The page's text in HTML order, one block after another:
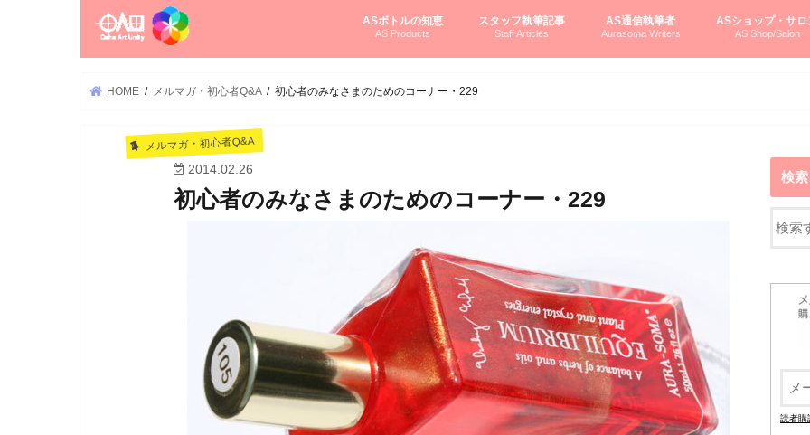
ASボトルの知恵
AS Products
スタッフ執筆記事
Staff Articles
AS通信執筆者
Aurasoma Writers
ASショップ・サロ
AS Shop/Salon
HOME メルマガ・初心者Q&A 初心者のみなさまのためのコーナー・229
メルマガ・初心者Q&A
2014.02.26
初心者のみなさまのためのコーナー・229
検索
読者購